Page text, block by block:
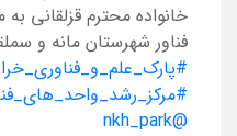
خانواده محترم قزلقانی
فناور شهرستان مانه و
@nkh_park